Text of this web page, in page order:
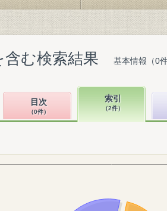
含む検索結果 基本情報（0
目次
（0件）
索引
（2件）